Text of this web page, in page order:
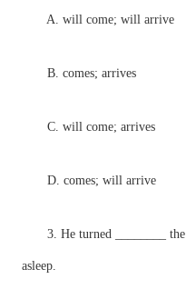
A. will come; will arrive
B. comes; arrives
C. will come; arrives
D. comes; will arrive
3. He turned ________ the
asleep.